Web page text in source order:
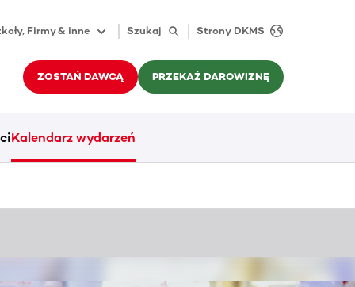
Firmy & inne Szukaj Strony DKMS
ZOSTAŃ DAWCĄ PRZEKAŻ DAROWIZNĘ
Kalendarz wydarzeń